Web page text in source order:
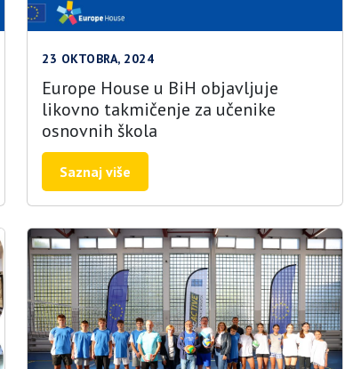
23 OKTOBRA, 2024
Europe House u BiH objavljuje
likovno takmičenje za učenike
osnovnih škola
Saznaj više